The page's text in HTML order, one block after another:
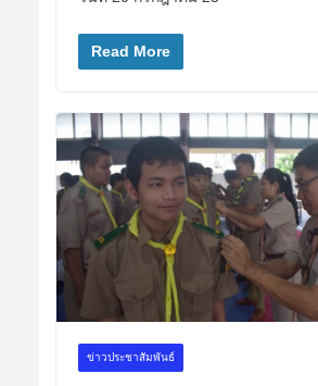
Read More
ข่าวประชาสัมพันธ์